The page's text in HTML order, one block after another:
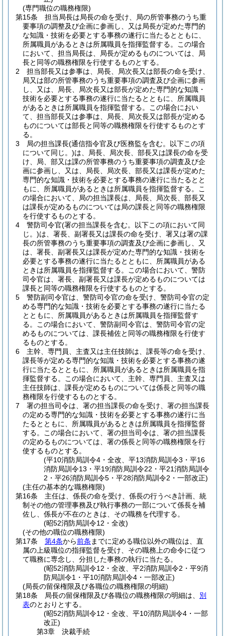
(専門職位の職務権限)
第15条
担当局長は局長の命を受け、局の所管事務のうち重
要事項の調整及び企画に参画し、又は局長が定めた専門的
な知識・技術を必要とする事務の遂行に当たるとともに、
所属職員があるときは所属職員を指揮監督する。
この場合
において、担当局長は、局長が定めるものについては、局
長と同等の職務権限を行使するものとする。
2
担当部長又は参事は、局長、局次長又は部長の命を受け、
局又は部の所管事務のうち重要事項の調査及び企画に参画
し、又は、局長、局次長又は部長が定めた専門的な知識・
技術を必要とする事務の遂行に当たるとともに、所属職員
があるときは所属職員を指揮監督する。
この場合におい
て、担当部長又は参事は、局長、局次長又は部長が定める
ものについては部長と同等の職務権限を行使するものとす
る。
3
局の担当課長(通信指令官及び医務監を含む。以下この項
について同じ。)は、局長、局次長、部長又は課長の命を受
け、局、部又は課の所管事務のうち重要事項の調査及び企
画に参画し、又は、局長、局次長、部長又は課長が定めた
専門的な知識・技術を必要とする事務の遂行に当たるとと
もに、所属職員があるときは所属職員を指揮監督する。
こ
の場合において、局の担当課長は、局長、局次長、部長又
は課長が定めるものについては局の課長と同等の職務権限
を行使するものとする。
4
警防司令官(署の担当課長を含む。以下この項において同
じ。)は、署長、副署長又は課長の命を受け、署又は署の課
長の所管事務のうち重要事項の調査及び企画に参画し、又
は、署長、副署長又は課長が定めた専門的な知識・技術を
必要とする事務の遂行に当たるとともに、所属職員がある
ときは所属職員を指揮監督する。
この場合において、警防
司令官は、署長、副署長又は課長が定めるものについては
課長と同等の職務権限を行使するものとする。
5
警防副司令官は、警防司令官の命を受け、警防司令官の定
める専門的な知識・技術を必要とする事務の遂行に当たる
とともに、所属職員があるときは所属職員を指揮監督す
る。
この場合において、警防副司令官は、警防司令官の定
めるものについては、課長補佐と同等の職務権限を行使す
るものとする。
6
主幹、専門員、主査又は主任技師は、課長等の命を受け、
課長等が定める専門的な知識・技術を必要とする事務の遂
行に当たるとともに、所属職員があるときは所属職員を指
揮監督する。
この場合において、主幹、専門員、主査又は
主任技師は、課長が定めるものについては係長と同等の職
務権限を行使するものとする。
7
署の担当司令は、署の担当課長の命を受け、署の担当課長
の定める専門的な知識・技術を必要とする事務の遂行に当
たるとともに、所属職員があるときは所属職員を指揮監督
する。
この場合において、署の担当司令は、署の担当課長
の定めるものについては、署の係長と同等の職務権限を行
使するものとする。
(平10消防局訓令4・全改、平13消防局訓令3・平16
消防局訓令13・平19消防局訓令22・平21消防局訓令
2・平26消防局訓令5・平28消防局訓令2・一部改正)
(主任の基本的な職務権限)
第16条
主任は、係長の命を受け、係長の行うべき計画、統
制その他の管理事務及び執行事務の一部について係長を補
佐し、係長が不在のときは、その職務を代理する。
(昭52消防局訓令12・全改)
(その他の職位の職務権限)
第17条
第4条から前条 までに定める職位以外の職位は、直
属の上級職位の指揮監督を受け、その職務上の命令に従つ
て職務に専念し、分担した事務の執行に当たる。
(昭52消防局訓令12・全改、平2消防局訓令2・平9消
防局訓令1・平10消防局訓令4・一部改正)
(局長の留保権限及び各職位の職務権限の明細)
第18条
局長の留保権限及び各職位の職務権限の明細は、 別
表のとおりとする。
(昭52消防局訓令12・全改、平10消防局訓令4・一部
改正)
第3章
決裁手続